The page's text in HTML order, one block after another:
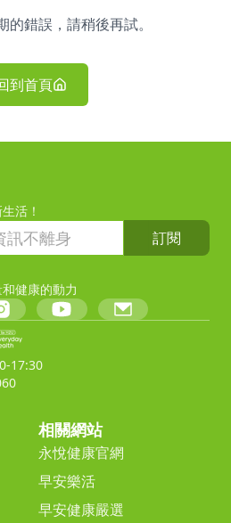
的錯誤，請稍後再試。
到首頁
活！
訂閱
健康的動力
17:30
相關網站
永悅健康官網
早安樂活
早安健康嚴選